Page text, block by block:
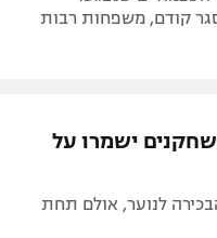
קודם, משפחות רבות
ישמרו על
לנוער, אולם תחת